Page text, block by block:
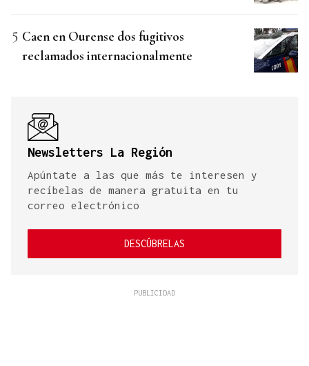
Caen en Ourense dos fugitivos
reclamados internacionalmente
Newsletters La Región
Apúntate a las que más te interesen y
recíbelas de manera gratuita en tu
correo electrónico
DESCÚBRELAS